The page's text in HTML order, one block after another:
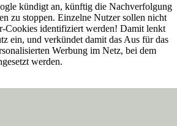
kündigt an, künftig die Nachverfolgung
zu stoppen. Einzelne Nutzer sollen nicht
Cookies identifiziert werden! Damit lenkt
ein, und verkündet damit das Aus für das
Werbung im Netz, bei dem
werden.